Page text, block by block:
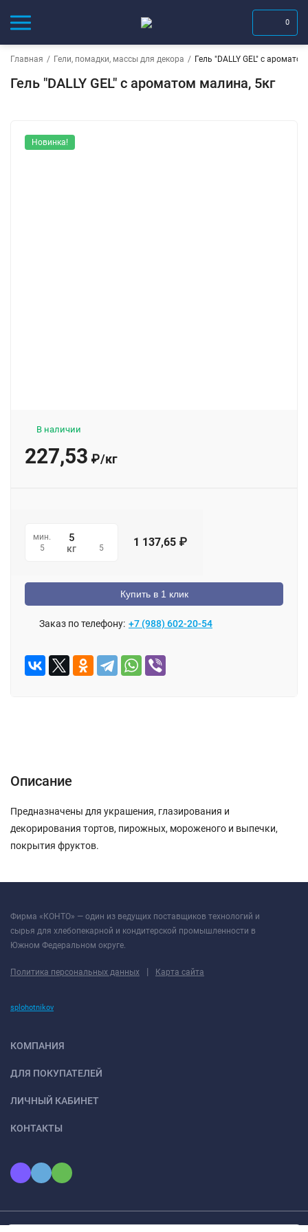
0
Главная / Гели, помадки, массы для декора / Гель "DALLY GEL" с
Гель "DALLY GEL" с ароматом малина, 5кг
Новинка!
В наличии
227,53 ₽/кг
мин.
5
кг 5 1 137,65 ₽
Купить в 1 клик
Заказ по телефону: +7 (988) 602-20-54
Описание
Предназначены для украшения, глазирования и
декорирования тортов, пирожных, мороженого и выпечки,
покрытия фруктов.
Фирма «КОНТО» — один из ведущих поставщиков технологий и
сырья для хлебопекарной и кондитерской промышленности в
Южном Федеральном округе.
Политика персональных данных | Карта сайта
splohotnikov
КОМПАНИЯ
ДЛЯ ПОКУПАТЕЛЕЙ
ЛИЧНЫЙ КАБИНЕТ
КОНТАКТЫ